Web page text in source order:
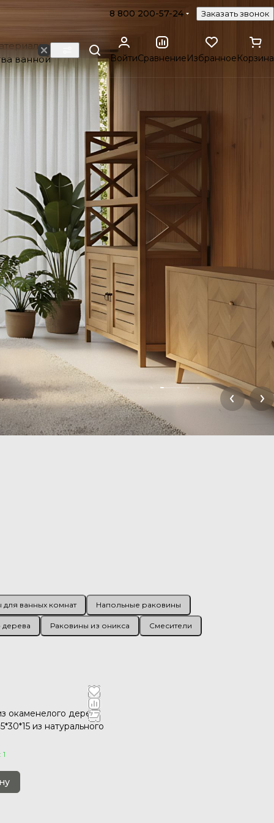
8 800 200-57-24 Заказать звонок
ВойтиСравнениеИзбранноеКорзина
ванной
для ванных комнат Напольные раковины
Раковины из оникса Смесители
окаменелого дерева
из натурального